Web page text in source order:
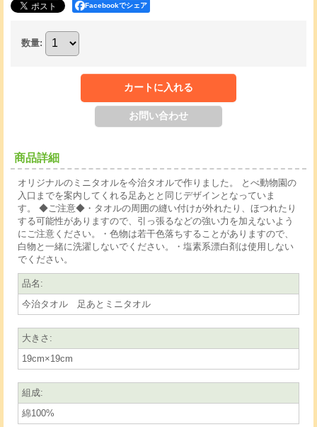
Facebookでシェア
数量:
商品詳細
オリジナルのミニタオルを今治タオルで作りました。 とべ動物園の
入口までを案内してくれる足あとと同じデザインとなっていま
す。 ◆ご注意◆・タオルの周囲の縫い付けが外れたり、ほつれたり
する可能性がありますので、引っ張るなどの強い力を加えないよう
にご注意ください。・色物は若干色落ちすることがありますので、
白物と一緒に洗濯しないでください。・塩素系漂白剤は使用しない
でください。
品名 :
今治タオル 足あとミニタオル
大きさ :
19cm×19cm
組成:
綿100%